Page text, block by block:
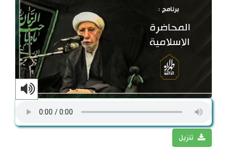
تنزيل